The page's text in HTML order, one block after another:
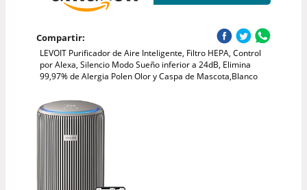
Compartir:
LEVOIT Purificador de Aire Inteligente, Filtro HEPA, Control
por Alexa, Silencio Modo Sueño inferior a 24dB, Elimina
99,97% de Alergia Polen Olor y Caspa de Mascota,Blanco